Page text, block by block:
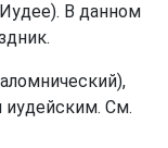
В данном
иудейским. См.